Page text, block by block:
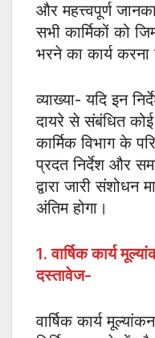
और महत्त्वपूर्ण
सभी कार्मिकों को
भरने का कार्य करना
व्याख्या- यदि इन
दायरे से संबंधित
कार्मिक विभाग के
प्रदत निर्देश और
द्वारा जारी संशोधन
अंतिम होगा।
1. वार्षिक कार्य
दस्तावेज-
वार्षिक कार्य